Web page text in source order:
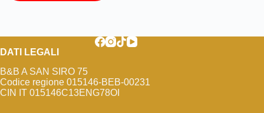
DATI LEGALI
B&B A SAN SIRO 75
Codice regione 015146-BEB-00231
CIN IT 015146C13ENG78OI